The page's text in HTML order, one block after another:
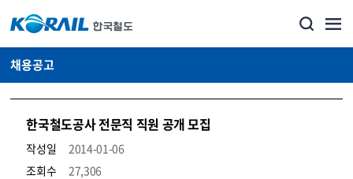
채용공고
한국철도공사 전문직 직원 공개 모집
작성일
2014-01-06
조회수
27,306